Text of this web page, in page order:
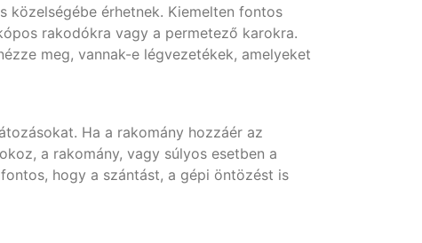
közelségébe érhetnek. Kiemelten fontos
rakodókra vagy a permetező karokra.
meg, vannak-e légvezetékek, amelyeket
Ha a rakomány hozzáér az
a rakomány, vagy súlyos esetben a
hogy a szántást, a gépi öntözést is